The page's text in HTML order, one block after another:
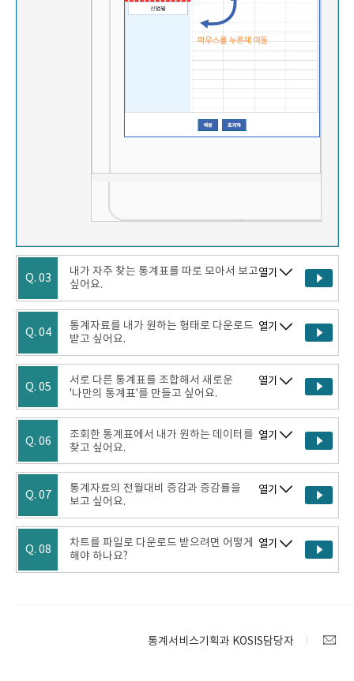
Q. 03
내가 자주 찾는 통계표를 따로 모아서 보고
싶어요.
열기
Q. 04
통계자료를 내가 원하는 형태로 다운로드
받고 싶어요.
열기
Q. 05
서로 다른 통계표를 조합해서 새로운
'나만의 통계표'를 만들고 싶어요.
열기
Q. 06
조회한 통계표에서 내가 원하는 데이터를
찾고 싶어요.
열기
Q. 07
통계자료의 전월대비 증감과 증감률을
보고 싶어요.
열기
Q. 08
차트를 파일로 다운로드 받으려면 어떻게
해야 하나요?
열기
통계서비스기획과 KOSIS담당자